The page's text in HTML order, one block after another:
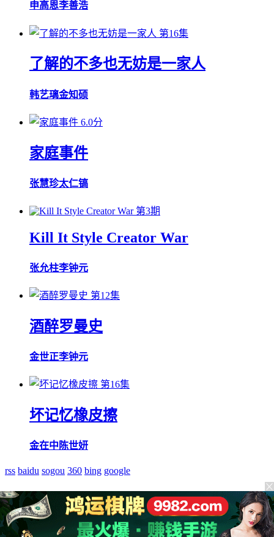
申高恩李善浩
第16集
了解的不多也无妨是一家人
韩艺璃金知硕
6.0分
家庭事件
张慧珍太仁镐
第3期
Kill It Style Creator War
张允柱李钟元
第12集
酒醉罗曼史
金世正李钟元
第16集
坏记忆橡皮擦
金在中 陈世妍
rss baidu sogou 360 bing google